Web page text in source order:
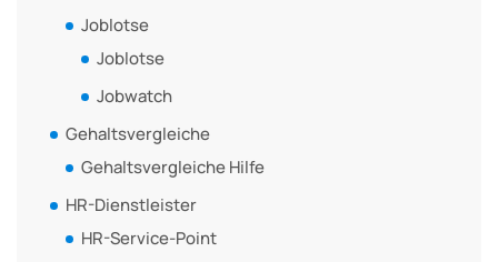
Joblotse
Joblotse
Jobwatch
Gehaltsvergleiche
Gehaltsvergleiche Hilfe
HR-Dienstleister
HR-Service-Point